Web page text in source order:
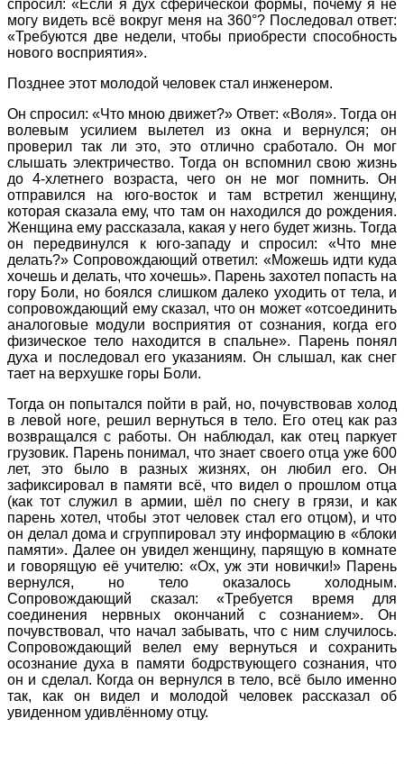
спросил: «Если я дух сферической формы, почему я не
могу видеть всё вокруг меня на 360°? Последовал ответ:
«Требуются две недели, чтобы приобрести способность
нового восприятия».
Позднее этот молодой человек стал инженером.
Он спросил: «Что мною движет?» Ответ: «Воля». Тогда он
волевым усилием вылетел из окна и вернулся; он
проверил так ли это, это отлично сработало. Он мог
слышать электричество. Тогда он вспомнил свою жизнь
до 4-хлетнего возраста, чего он не мог помнить. Он
отправился на юго-восток и там встретил женщину,
которая сказала ему, что там он находился до рождения.
Женщина ему рассказала, какая у него будет жизнь. Тогда
он передвинулся к юго-западу и спросил: «Что мне
делать?» Сопровождающий ответил: «Можешь идти куда
хочешь и делать, что хочешь». Парень захотел попасть на
гору Боли, но боялся слишком далеко уходить от тела, и
сопровождающий ему сказал, что он может «отсоединить
аналоговые модули восприятия от сознания, когда его
физическое тело находится в спальне». Парень понял
духа и последовал его указаниям. Он слышал, как снег
тает на верхушке горы Боли.
Тогда он попытался пойти в рай, но, почувствовав холод
в левой ноге, решил вернуться в тело. Его отец как раз
возвращался с работы. Он наблюдал, как отец паркует
грузовик. Парень понимал, что знает своего отца уже 600
лет, это было в разных жизнях, он любил его. Он
зафиксировал в памяти всё, что видел о прошлом отца
(как тот служил в армии, шёл по снегу в грязи, и как
парень хотел, чтобы этот человек стал его отцом), и что
он делал дома и сгруппировал эту информацию в «блоки
памяти». Далее он увидел женщину, парящую в комнате
и говорящую её учителю: «Ох, уж эти новички!» Парень
вернулся, но тело оказалось холодным.
Сопровождающий сказал: «Требуется время для
соединения нервных окончаний с сознанием». Он
почувствовал, что начал забывать, что с ним случилось.
Сопровождающий велел ему вернуться и сохранить
осознание духа в памяти бодрствующего сознания, что
он и сделал. Когда он вернулся в тело, всё было именно
так, как он видел и молодой человек рассказал об
увиденном удивлённому отцу.